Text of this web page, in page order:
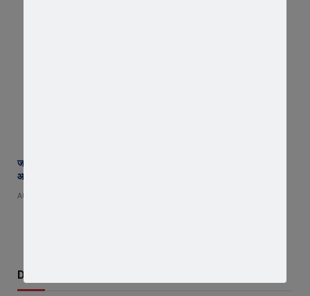
जावरा सिविल हॉस्पिटल में कमाल! 70 वर्षीय महिला के कूल्हे का सफल ऑपरेशन,
आयुष्मान से इलाज हुआ नि:शुल्क
AUGUST 8, 2026
Don't Miss